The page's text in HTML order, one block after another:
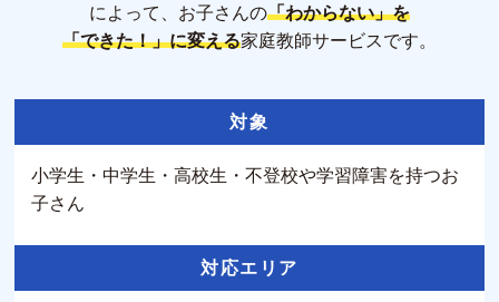
によって、お子さんの「わからない」を
「できた！」に変える家庭教師サービスです。
対象
小学生・中学生・高校生・不登校や学習障害を持つお
子さん
対応エリア